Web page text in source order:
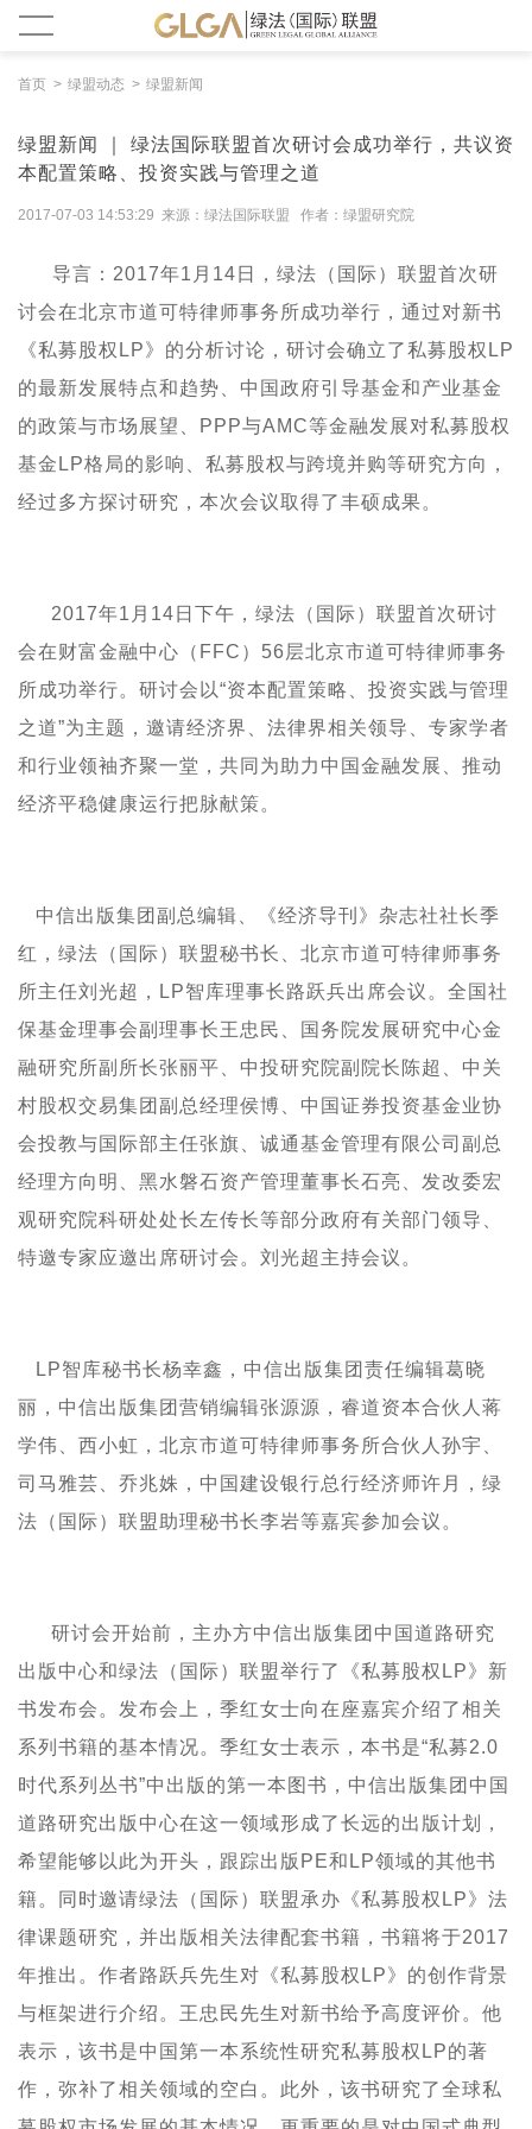
首页 绿盟动态 绿盟新闻
绿盟新闻 ｜ 绿法国际联盟首次研讨会成功举行，共议资
本配置策略、投资实践与管理之道
2017-07-03 14:53:29 来源：绿法国际联盟 作者：绿盟研究院
导言：2017年1 月 14 日，绿法（国际）联盟首次研
讨会在北京市道可特律师事务所成功举行，通过对新书
《私募股权 LP》的分析讨论，研讨会确立了私募股权 LP
的最新发展特点和趋势、中国政府引导基金和产业基金
的政策与市场展望、
PPP与AMC等金融发展对私募股权
基金 LP格局的影响、 私募股权与跨境并购等研究方向，
经过多方探讨研究，本次会议取得了丰硕成果。
2017年1 月 14 日下午，绿法（国际）联盟首次研讨
会在财富金融中心（ FFC ） 56 层北京市道可特律师事务
所成功举行。研讨会以“资本配置策略、投资实践与管理
之道”为主题，邀请经济界、法律界相关领导、专家学者
和行业领袖齐聚一堂，共同为助力中国金融发展、推动
经济平稳健康运行把脉献策。
中信出版集团副总编辑、《经济导刊》杂志社社长季
红，绿法（国际）联盟秘书长、北京市道可特律师事务
所主任刘光超，
LP智库理事长路跃兵出席会议。全国社
保基金理事会副理事长王忠民、国务院发展研究中心金
融研究所副所长张丽平、中投研究院副院长陈超、中关
村股权交易集团副总经理侯博、中国证券投资基金业协
会投教与国际部主任张旗、诚通基金管理有限公司副总
经理方向明、黑水磐石资产管理董事长石亮、发改委宏
观研究院科研处处长左传长等部分政府有关部门领导、
特邀专家应邀出席研讨会。刘光超主持会议。
LP智库秘书长杨幸鑫，中信出版集团责任编辑葛晓
丽，中信出版集团营销编辑张源源，睿道资本合伙人蒋
学伟、西小虹，北京市道可特律师事务所合伙人孙宇、
司马雅芸、乔兆姝，中国建设银行总行经济师许月，绿
法（国际）联盟助理秘书长李岩等嘉宾参加会议。
研讨会开始前，主办方中信出版集团中国道路研究
出版中心和绿法（国际）联盟举行了《私募股权 LP》新
书发布会。发布会上，季红女士向在座嘉宾介绍了相关
系列书籍的基本情况。季红女士表示，本书是“私募2.0
时代系列丛书”中出版的第一本图书，中信出版集团中国
道路研究出版中心在这一领域形成了长远的出版计划，
希望能够以此为开头，跟踪出版 PE和 LP领域的其他书
籍。同时邀请绿法（国际）联盟承办《私募股权 LP》法
律课题研究，并出版相关法律配套书籍，书籍将于2017
年推出。作者路跃兵先生对《私募股权 LP》的创作背景
与框架进行介绍。王忠民先生对新书给予高度评价。他
表示，该书是中国第一本系统性研究私募股权 LP的著
作，弥补了相关领域的空白。此外，该书研究了全球私